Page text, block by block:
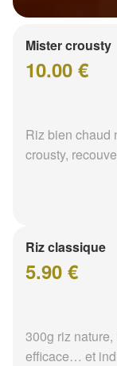
Mister crousty
10.00 €
Riz bien chaud
crousty,
Riz classique
5.90 €
300g riz
efficace… et